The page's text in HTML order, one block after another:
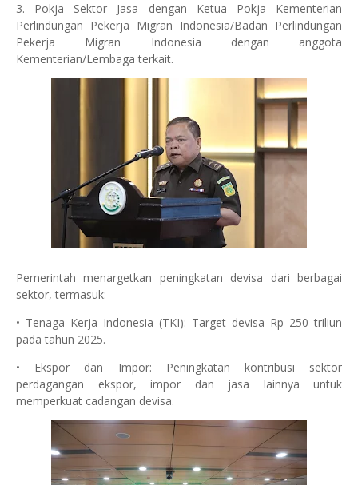
3. Pokja Sektor Jasa dengan Ketua Pokja Kementerian
Perlindungan Pekerja Migran Indonesia/Badan Perlindungan
Pekerja Migran Indonesia dengan anggota
Kementerian/Lembaga terkait.
Pemerintah menargetkan peningkatan devisa dari berbagai
sektor, termasuk:
• Tenaga Kerja Indonesia (TKI): Target devisa Rp 250 triliun
pada tahun 2025.
• Ekspor dan Impor: Peningkatan kontribusi sektor
perdagangan ekspor, impor dan jasa lainnya untuk
memperkuat cadangan devisa.